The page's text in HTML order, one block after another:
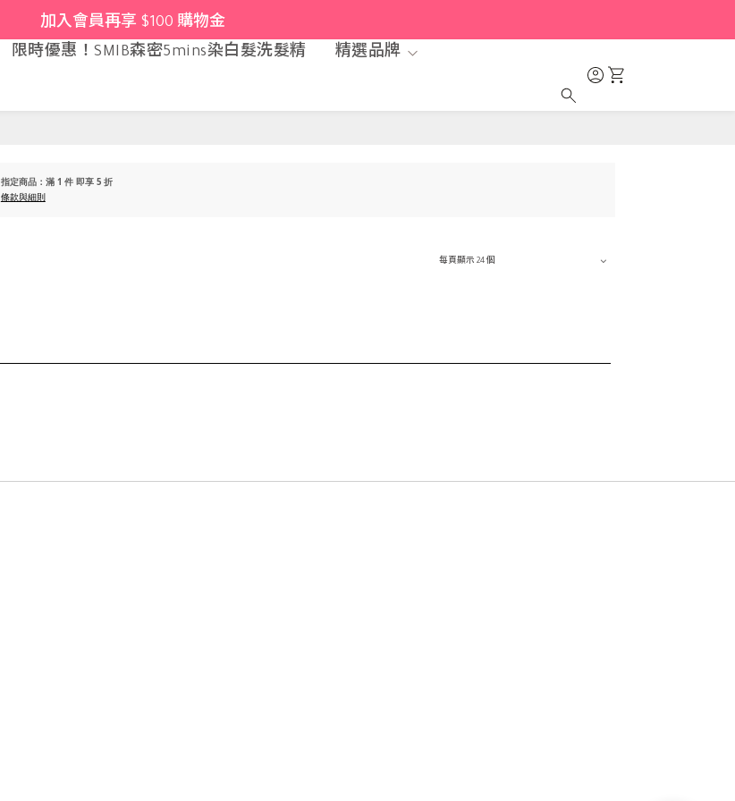
加入會員再享 $100 購物金
限時優惠！SMIB森密5mins染白髮洗髮精 精選品牌
指定商品：滿 1 件 即享 5 折
條款與細則
每頁顯示 24 個